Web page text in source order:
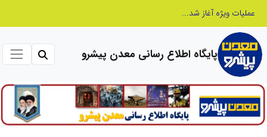
پایگاه اطلاع رسانی معدن پیشرو